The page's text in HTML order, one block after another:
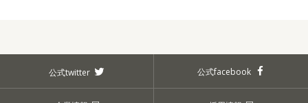
公式twitter 公式facebook